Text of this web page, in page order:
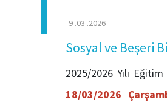
9 .03 .2026
Sosyal ve Beşeri
2025/2026 Yılı
18/03/2026